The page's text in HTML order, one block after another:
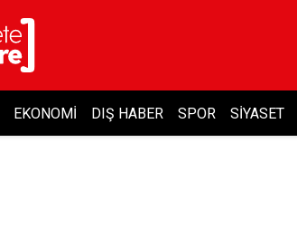
EKONOMI DIŞ HABER SPOR SIYASET